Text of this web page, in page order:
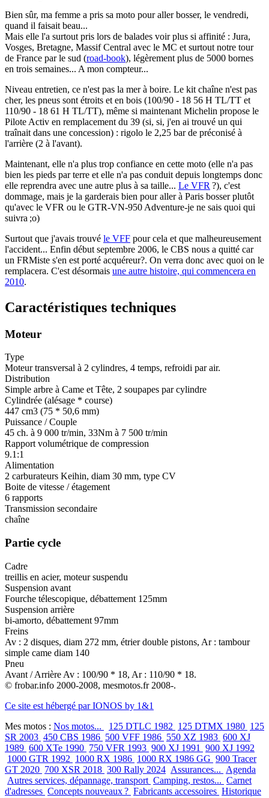
Bien sûr, ma femme a pris sa moto pour aller bosser, le vendredi,
quand il faisait beau...
Mais elle l'a surtout pris lors de balades voir plus si affinité : Jura,
Vosges, Bretagne, Massif Central avec le MC et surtout notre tour
de France par le sud (road-book), légèrement plus de 5000 bornes
en trois semaines... A mon compteur...
Niveau entretien, ce n'est pas la mer à boire. Le kit chaîne n'est pas
cher, les pneus sont étroits et en bois (100/90 - 18 56 H TL/TT et
110/90 - 18 61 H TL/TT), même si maintenant Michelin propose le
Pilote Activ en remplacement du 39 (si, si, j'en ai trouvé un qui
traînait dans une concession) : rigolo le 2,25 bar de préconisé à
l'arrière (2 à l'avant).
Maintenant, elle n'a plus trop confiance en cette moto (elle n'a pas
bien les pieds par terre et elle n'a pas conduit depuis longtemps donc
elle reprendra avec une autre plus à sa taille... Le VFR ?), c'est
dommage, mais je la garderais bien pour aller à Paris bosser plutôt
qu'avec le VFR ou le GTR-VN-950 Adventure-je ne sais quoi qui
suivra ;o)
Surtout que j'avais trouvé le VFF pour cela et que malheureusement
l'accident... Enfin début septembre 2006, le CBS nous a quitté car
un FRMiste s'en est porté acquéreur?. On verra donc avec quoi on le
remplacera. C'est désormais une autre histoire, qui commencera en
2010.
Caractéristiques techniques
Moteur
Type
Moteur transversal à 2 cylindres, 4 temps, refroidi par air.
Distribution
Simple arbre à Came et Tête, 2 soupapes par cylindre
Cylindrée (alésage * course)
447 cm3 (75 * 50,6 mm)
Puissance / Couple
45 ch. à 9 000 tr/min, 33Nm à 7 500 tr/min
Rapport volumétrique de compression
9.1:1
Alimentation
2 carburateurs Keihin, diam 30 mm, type CV
Boite de vitesse / étagement
6 rapports
Transmission secondaire
chaîne
Partie cycle
Cadre
treillis en acier, moteur suspendu
Suspension avant
Fourche télescopique, débattement 125mm
Suspension arrière
bi-amorto, débattement 97mm
Freins
Av : 2 disques, diam 272 mm, étrier double pistons, Ar : tambour
simple came diam 140
Pneu
Avant / Arrière Av : 100/90 * 18, Ar : 110/90 * 18.
© frobar.info 2000-2008, mesmotos.fr 2008-.
Ce site est hébergé par IONOS by 1&1
Mes motos : Nos motos... 125 DTLC 1982 125 DTMX 1980 125
SR 2003 450 CBS 1986 500 VFF 1986 550 XZ 1983 600 XJ
1989 600 XTe 1990 750 VFR 1993 900 XJ 1991
900 XJ 1992
1000 GTR 1992 1000 RX 1986 1000 RX 1986 GG 900 Tracer
GT 2020 700 XSR 2018 300 Rally 2024 Assurances... Agenda
Autres services, dépannage, transport Camping, restos... Carnet
d'adresses Concepts nouveaux ? Fabricants accessoires Historique